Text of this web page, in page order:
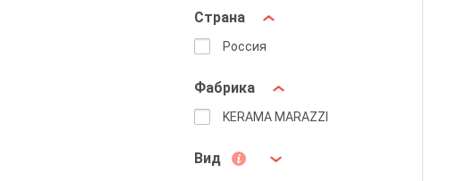
Страна
Россия
Фабрика
KERAMA MARAZZI
Вид